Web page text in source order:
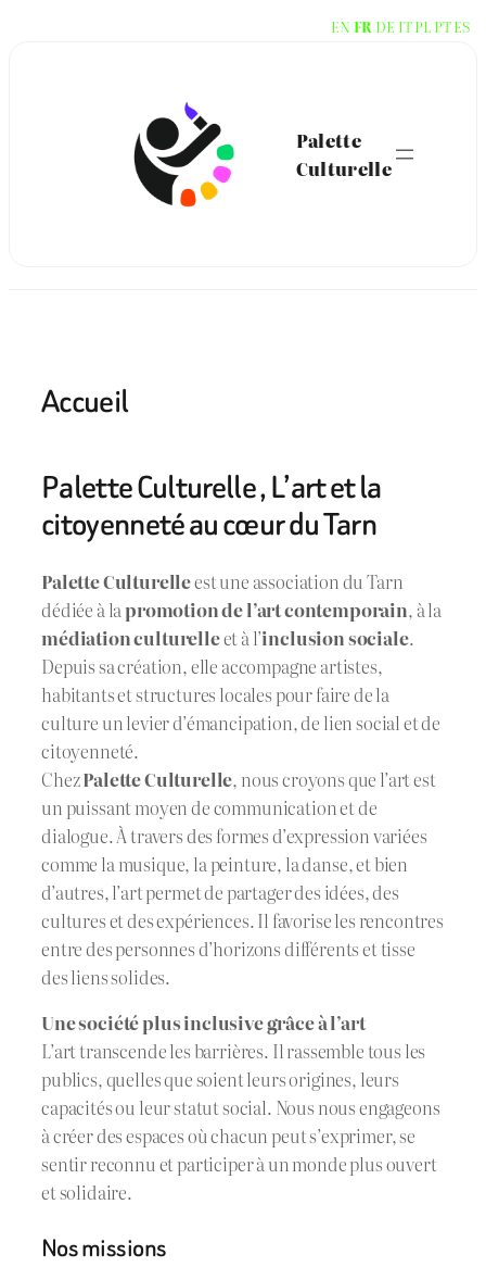
Palette
Culturelle
Accueil
Palette Culturelle , L’art et la
citoyenneté au cœur du Tarn
Palette Culturelleest une association du Tarn
dédiée à lapromotion de l’art contemporain, à la
médiation culturelleet à l’inclusion sociale.
Depuis sa création, elle accompagne artistes,
habitants et structures locales pour faire de la
culture un levier d’émancipation, de lien social et de
citoyenneté.
ChezPalette Culturelle, nous croyons que l’art est
un puissant moyen de communication et de
dialogue. À travers des formes d’expression variées
comme la musique, la peinture, la danse, et bien
d’autres, l’art permet de partager des idées, des
cultures et des expériences. Il favorise les rencontres
entre des personnes d’horizons différents et tisse
des liens solides.
Une société plus inclusive grâce à l’art
L’art transcende les barrières. Il rassemble tous les
publics, quelles que soient leurs origines, leurs
capacités ou leur statut social. Nous nous engageons
à créer des espaces où chacun peut s’exprimer, se
sentir reconnu et participer à un monde plus ouvert
et solidaire.
Nos missions
EN FR DE ITPL PTES